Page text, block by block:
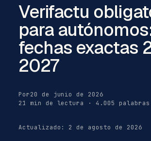
Verifactu
para
fechas exactas
2027
Por20 de junio de 2026
21 min de lectura · 4.005 palabras
Actualizado: 2 de agosto de 2026